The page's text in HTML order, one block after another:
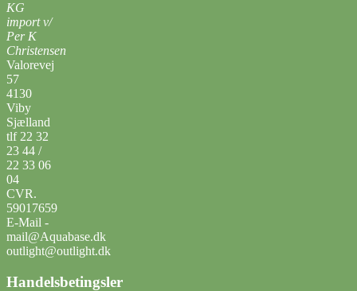
KG
import v/
Per K
Christensen
Valorevej
57
4130
Viby
Sjælland
tlf 22 32
23 44 /
22 33 06
04
CVR.
59017659
E-Mail -
mail@Aquabase.dk
outlight@outlight.dk
Handelsbetingsler